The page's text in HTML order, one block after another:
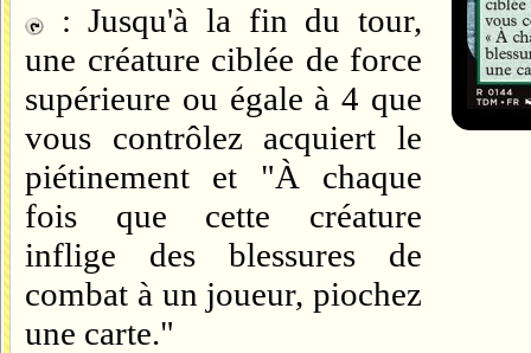
: Jusqu'à la fin du tour,
une créature ciblée de force
supérieure ou égale à 4 que
vous contrôlez acquiert le
piétinement et "À chaque
fois que cette créature
inflige des blessures de
combat à un joueur, piochez
une carte."